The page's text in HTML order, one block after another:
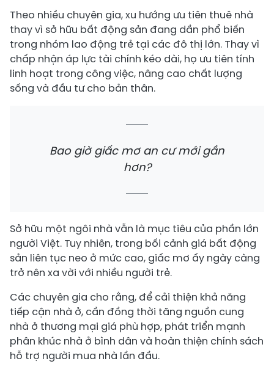
Theo nhiều chuyên gia, xu hướng ưu tiên thuê nhà
thay vì sở hữu bất động sản đang dần phổ biến
trong nhóm lao động trẻ tại các đô thị lớn. Thay vì
chấp nhận áp lực tài chính kéo dài, họ ưu tiên tính
linh hoạt trong công việc, nâng cao chất lượng
sống và đầu tư cho bản thân.
Bao giờ giấc mơ an cư mới gần
hơn?
Sở hữu một ngôi nhà vẫn là mục tiêu của phần lớn
người Việt. Tuy nhiên, trong bối cảnh giá bất động
sản liên tục neo ở mức cao, giấc mơ ấy ngày càng
trở nên xa vời với nhiều người trẻ.
Các chuyên gia cho rằng, để cải thiện khả năng
tiếp cận nhà ở, cần đồng thời tăng nguồn cung
nhà ở thương mại giá phù hợp, phát triển mạnh
phân khúc nhà ở bình dân và hoàn thiện chính sách
hỗ trợ người mua nhà lần đầu.